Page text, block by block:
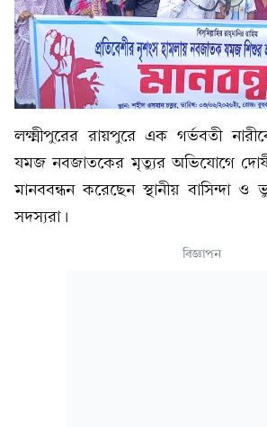
লক্ষ্মীপুরের রায়পুরে এক গর্ভবতী
যমজ নবজাতকের মৃত্যুর অভিযোগে
মানববন্ধন করেছেন স্থানীয় বাসিন্দা ও
সদস্যরা।
বিজ্ঞাপন